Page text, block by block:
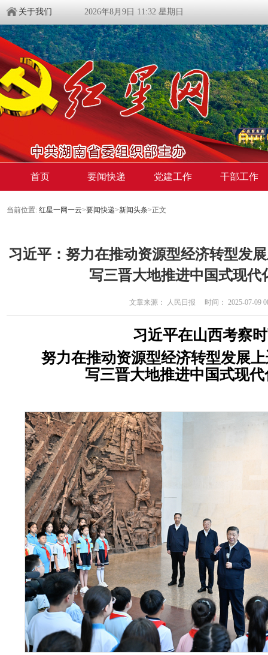
关于我们 2026年8月9日 11:32 星期日
首页 要闻快递 党建工作 干部工作
当前位置: 红星一网一云>要闻快递>新闻头条>正文
习近平：努力在推动资源型经济转型发
写三晋大地推进中国式现代
文章来源： 人民日报 时间： 2025-07-09
习近平在山西考察
努力在推动资源型经济转型发展
写三晋大地推进中国式现